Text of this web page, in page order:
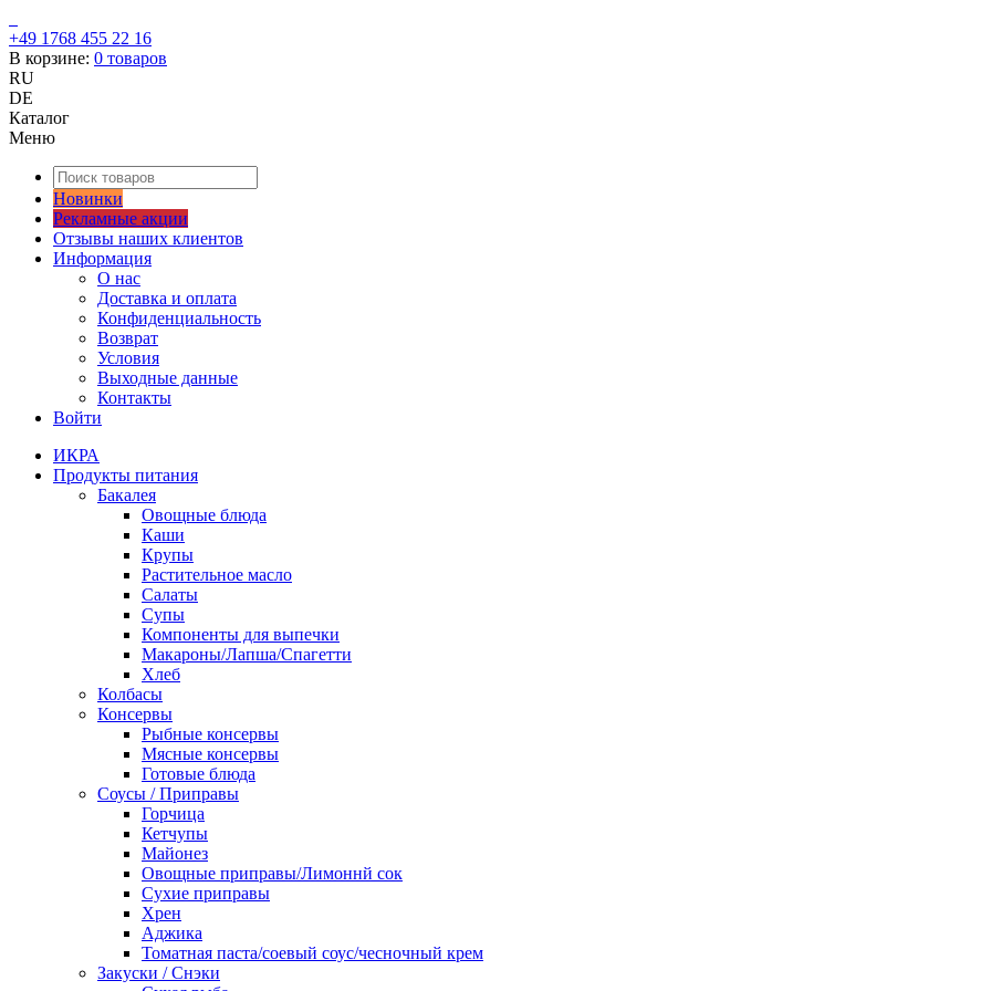
+49 1768 455 22 16
В корзине: 0 товаров
RU
DE
Каталог
Меню
Новинки
Рекламные акции
Отзывы наших клиентов
Информация
О нас
Доставка и оплата
Конфиденциальность
Возврат
Условия
Выходные данные
Контакты
Войти
ИКРА
Продукты питания
Бакалея
Овощные блюда
Каши
Крупы
Растительное масло
Салаты
Супы
Компоненты для выпечки
Макароны/Лапша/Спагетти
Хлеб
Колбасы
Консервы
Рыбные консервы
Мясные консервы
Готовые блюда
Соусы / Приправы
Горчица
Кетчупы
Майонез
Овощные приправы/Лимоннй сок
Сухие приправы
Хрен
Аджика
Томатная паста/соевый соус/чесночный крем
Закуски / Снэки